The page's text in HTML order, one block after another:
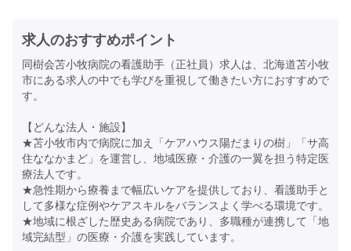
求人のおすすめポイント
同樹会苫小牧病院の看護助手（正社員）求人は、北海道苫小牧
市にある求人の中でも学びを重視して働きたい方におすすめで
す。
【どんな法人・施設】
★苫小牧市内で病院に加え「ケアハウス陽だまりの樹」「サ高
住ななかまど」を運営し、地域医療・介護の一翼を担う特定医
療法人です。
★急性期から療養まで幅広いケアを提供しており、看護助手と
して多様な症例やケアスキルをバランスよく学べる環境です。
★地域に根ざした歴史ある病院であり、多職種が連携して「地
域完結型」の医療・介護を実践しています。